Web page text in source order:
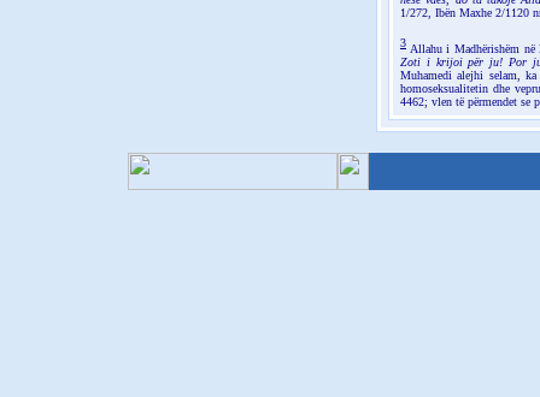
1/272, Ibën Maxhe 2/1120
3 Allahu i Madhërishëm
Zoti i krijoi për ju! Por
Muhamedi alejhi selam,
homoseksualitetin dhe
4462; vlen të përmendet se